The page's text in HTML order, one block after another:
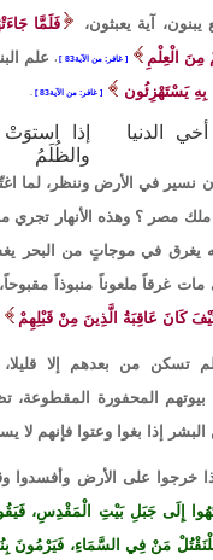
آية يعبثون،
فَلَمَّا
مِنَ الْعِلْمِ
غافر: من الآية83 ،علم
بِهِ يَسْتَهْزِئُون
غافر: من الآية83
الدنيا
إذا استوَتْ
والظُلَمُ
أن نسير في الأرض وننظر، لما
مصر ؟ وهذه الأنهار تجري
يغرق في موجاتٍ من البحر
غرقاً ملعوناً منبوذاً مقبوحاً،
كَانَ عَاقِبَةُ الَّذِينَ مِنْ قَبْلِهِمْ
تسكن من بعدهم إلا
بيوتهم المحفورة المقطوعة،
إذا بغوا وعتوا فإنهم لا
خرجوا على الأرض وأفسدوا
إِلَى جَبَلِ بَيْتِ الْمَقْدِسِ،
مَنْ فِي السَّمَاءِ، فَيَرْمُونَ